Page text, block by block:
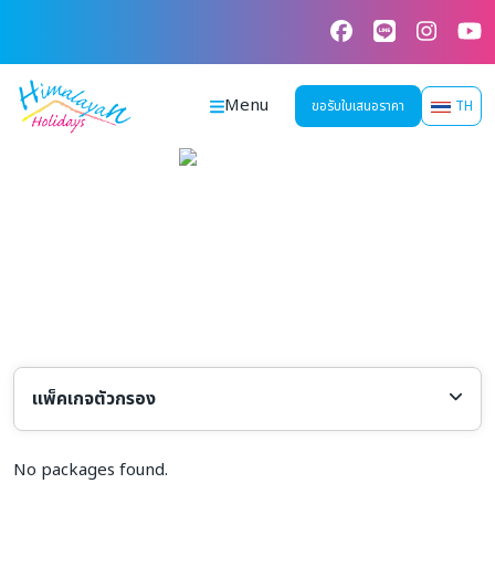
content
Menu
ขอรับใบเสนอราคา TH
แพ็คเกจตัวกรอง
No packages found.